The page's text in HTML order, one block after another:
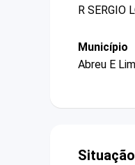
R SERGIO
Município
Abreu E